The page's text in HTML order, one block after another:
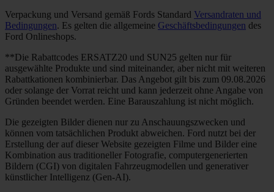
Verpackung und Versand gemäß Fords Standard Versandraten und
Bedingungen. Es gelten die allgemeine Geschäftsbedingungen des
Ford Onlineshops.
**Die Rabattcodes ERSATZ20 und SUN25 gelten nur für
ausgewählte Produkte und sind miteinander, aber nicht mit weiteren
Rabattkationen kombinierbar. Das Angebot gilt bis zum 09.08.2026
oder solange der Vorrat reicht und kann jederzeit ohne Angabe von
Gründen beendet werden. Eine Barauszahlung ist nicht möglich.
Die gezeigten Bilder dienen nur zu Anschauungszwecken und
können vom tatsächlichen Produkt abweichen. Ford nutzt bei der
Erstellung der auf dieser Website gezeigten Filme und Bilder eine
Kombination aus traditioneller Fotografie, computergenerierten
Bildern (CGI) von digitalen Fahrzeugmodellen und generativer
künstlicher Intelligenz (Gen-AI).